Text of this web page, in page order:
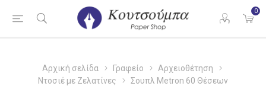
0
Αρχική σελίδα Γραφείο
Αρχειοθέτηση
Ντοσιέ με Ζελατίνες
Σουπλ Metron 60 Θέσεων